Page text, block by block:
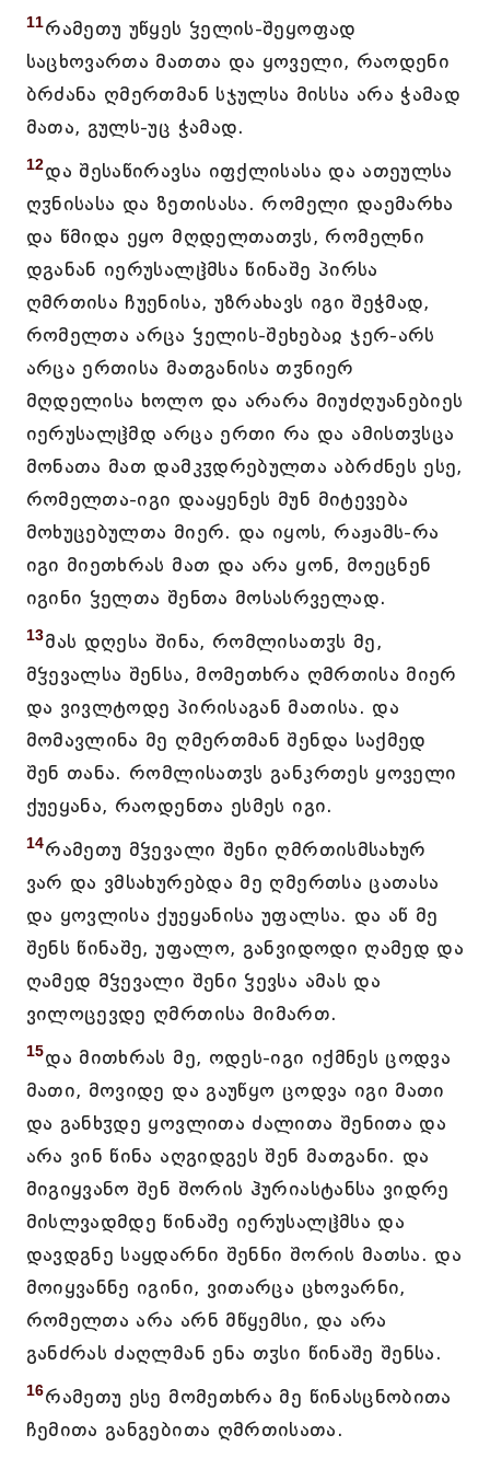
11რამეთუ უწყეს ჴელის-შეყოფად
საცხოვართა მათთა და ყოველი, რაოდენი
ბრძანა ღმერთმან სჯულსა მისსა არა ჭამად
მათა, გულს-უც ჭამად.
12და შესაწირავსა იფქლისასა და ათეულსა
ღჳნისასა და ზეთისასა. რომელი დაემარხა
და წმიდა ეყო მღდელთათჳს, რომელნი
დგანან იერუსალჱმსა წინაშე პირსა
ღმრთისა ჩუენისა, უზრახავს იგი შეჭმად,
რომელთა არცა ჴელის-შეხებაჲ ჯერ-არს
არცა ერთისა მათგანისა თჳნიერ
მღდელისა ხოლო და არარა მიუძღუანებიეს
იერუსალჱმდ არცა ერთი რა და ამისთჳსცა
მონათა მათ დამკჳდრებულთა აბრძნეს ესე,
რომელთა-იგი დააყენეს მუნ მიტევება
მოხუცებულთა მიერ. და იყოს, რაჟამს-რა
იგი მიეთხრას მათ და არა ყონ, მოეცნენ
იგინი ჴელთა შენთა მოსასრველად.
13მას დღესა შინა, რომლისათჳს მე,
მჴევალსა შენსა, მომეთხრა ღმრთისა მიერ
და ვივლტოდე პირისაგან მათისა. და
მომავლინა მე ღმერთმან შენდა საქმედ
შენ თანა. რომლისათჳს განკრთეს ყოველი
ქუეყანა, რაოდენთა ესმეს იგი.
14რამეთუ მჴევალი შენი ღმრთისმსახურ
ვარ და ვმსახურებდა მე ღმერთსა ცათასა
და ყოვლისა ქუეყანისა უფალსა. და აწ მე
შენს წინაშე, უფალო, განვიდოდი ღამედ და
ღამედ მჴევალი შენი ჴევსა ამას და
ვილოცევდე ღმრთისა მიმართ.
15და მითხრას მე, ოდეს-იგი იქმნეს ცოდვა
მათი, მოვიდე და გაუწყო ცოდვა იგი მათი
და განხჳდე ყოვლითა ძალითა შენითა და
არა ვინ წინა აღგიდგეს შენ მათგანი. და
მიგიყვანო შენ შორის ჰურიასტანსა ვიდრე
მისლვადმდე წინაშე იერუსალჱმსა და
დავდგნე საყდარნი შენნი შორის მათსა. და
მოიყვანნე იგინი, ვითარცა ცხოვარნი,
რომელთა არა არნ მწყემსი, და არა
განძრას ძაღლმან ენა თჳსი წინაშე შენსა.
16რამეთუ ესე მომეთხრა მე წინასცნობითა
ჩემითა განგებითა ღმრთისათა.